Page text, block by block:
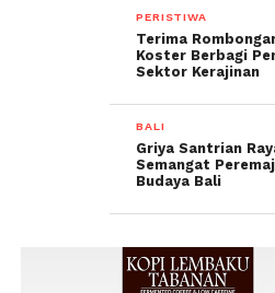
PERISTIWA
Terima
Koster Berbagi
Sektor Kerajinan
BALI
Griya Santrian
Semangat
Budaya Bali